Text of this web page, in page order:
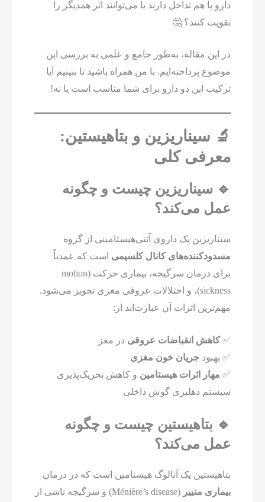
دارو با هم تداخل دارند یا می‌توانند اثر همدیگر را
تقویت کنند؟ 🤔
در این مقاله، به‌طور جامع و علمی به بررسی این
موضوع پرداخته‌ایم. با من همراه باشید تا ببینیم آیا
ترکیب این دو دارو برای شما مناسب است یا نه!
🔬 سیناریزین و بتاهیستین:
معرفی کلی
🔹 سیناریزین چیست و چگونه
عمل می‌کند؟
سیناریزین یک داروی آنتی‌هیستامینی از گروه
مسدودکننده‌های کانال کلسیمی است که عمدتاً
برای درمان سرگیجه، بیماری حرکت (motion
sickness)، و اختلالات عروقی مغزی تجویز می‌شود.
مهم‌ترین اثرات آن عبارت‌اند از:
✅کاهش انقباضات عروقی در مغز
✅ بهبودجریان خون مغزی
✅ مهار اثرات هیستامین و کاهش تحریک‌پذیری
سیستم دهلیزی گوش داخلی
🔹 بتاهیستین چیست و چگونه
عمل می‌کند؟
بتاهیستین یک آنالوگ هیستامین است که در درمان
بیماری منییر
(Ménière’s disease) و سرگیجه ناشی از